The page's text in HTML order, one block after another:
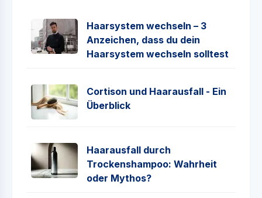
Haarsystem wechseln – 3
Anzeichen, dass du dein
Haarsystem wechseln solltest
Cortison und Haarausfall - Ein
Überblick
Haarausfall durch
Trockenshampoo: Wahrheit
oder Mythos?